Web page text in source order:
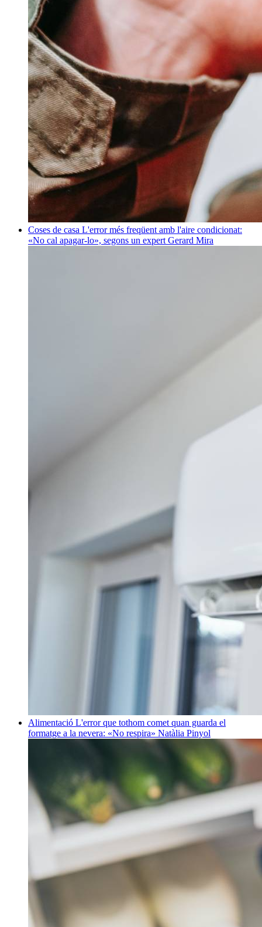
Coses de casa L'error més freqüent amb l'aire condicionat:
«No cal apagar-lo», segons un expert Gerard Mira
Alimentació L'error que tothom comet quan guarda el
formatge a la nevera: «No respira» Natàlia Pinyol